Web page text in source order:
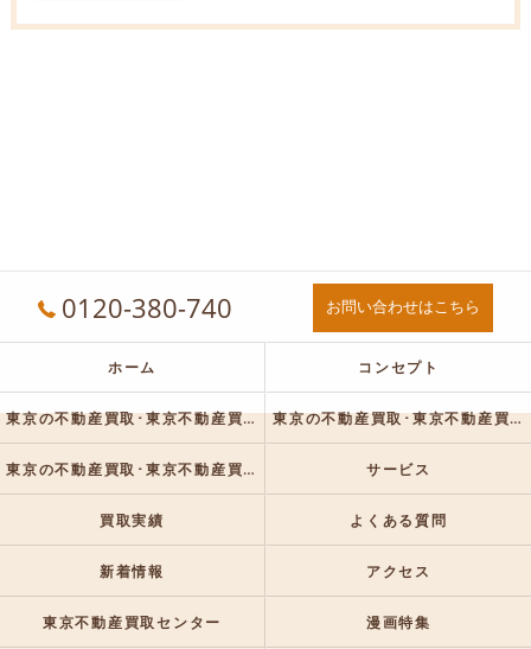
0120-380-740 お問い合わせはこちら
ホーム コンセプト
東京の不動産買取･東京不動産買取センターの口コミ情報 東京の不動産買取･東京不動産買取センターの評判
東京の不動産買取･東京不動産買取センターのお客様の声 サービス
買取実績 よくある質問
新着情報 アクセス
東京不動産買取センター 漫画特集